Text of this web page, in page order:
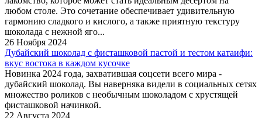
любом столе. Это сочетание обеспечивает удивительную
гармонию сладкого и кислого, а также приятную текстуру
шоколада с нежной яго...
26 Ноября 2024
Дубайский шоколад с фисташковой пастой и тестом катаифи:
вкус востока в каждом кусочке
Новинка 2024 года, захватившая соцсети всего мира -
дубайский шоколад. Вы наверняка видели в социальных сетях
множество роликов с необычным шоколадом с хрустящей
фисташковой начинкой.
22 Августа 2024